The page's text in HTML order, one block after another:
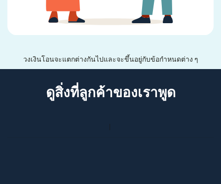
วงเงินโอนจะแตกต่างกันไปและจะขึ้นอยู่กับข้อกำหนดต่าง ๆ
ดูสิ่งที่ลูกค้าของเราพูด